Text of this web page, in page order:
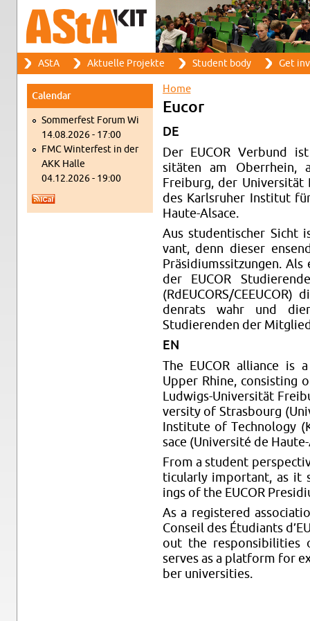
Search form
Search
Main menu
AStA Ak­tuelle Pro­jekte Stu­dent body Get
Cal­en­dar
Som­mer­fest Forum Wi
14.08.2026 - 17:00
FMC Win­ter­fest in der
AKK Halle
04.12.2026 - 19:00
You are here
Home
Eucor
DE
Der EUCOR Ver­bund
sitäten am Ober­rhein,
Freiburg, der Uni­ver­sität
des Karl­sruher In­sti­tut
Haute-Al­sace.
Aus stu­den­tis­cher Sicht
vant, denn dieser
Präsid­i­umssitzun­gen.
der EUCOR
(RdEU­CORS/
den­rats wahr und
Studieren­den der
EN
The EUCOR al­liance is
Upper Rhine, con­sist­ing
Lud­wigs-Uni­ver­sität
ver­sity of Stras­bourg
In­sti­tute of Tech­nol­ogy
sace (Uni­ver­sité de Haute-
From a stu­dent
tic­u­larly im­por­tant, as it
ings of the EUCOR
As a reg­is­tered
Con­seil des Étu­di­ants
out the re­spon­si­bil­i­ties
serves as a plat­form for
ber uni­ver­si­ties.